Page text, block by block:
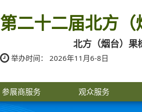
第二十二届北方
北方（烟台）果
举办时间： 2026年11月6-8日
参展商服务 观众服务